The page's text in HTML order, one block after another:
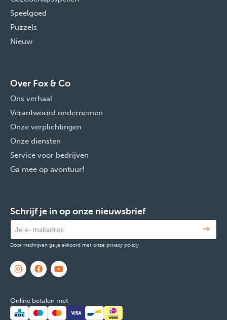
Speelgoed
Puzzels
Nieuw
Over Fox & Co
Ons verhaal
Verantwoord ondernemen
Onze verplichtingen
Onze diensten
Service voor bedrijven
Ga mee op avontuur!
Schrijf je in op onze nieuwsbrief
Door inschrijven ga je akkoord met onze privacy policiy
Online betalen met